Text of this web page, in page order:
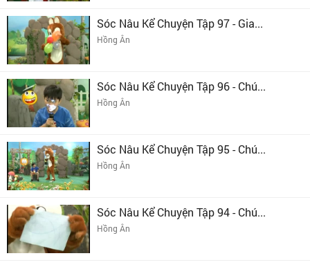
Sóc Nâu Kể Chuyện Tập 97 - Gia...
Hồng Ân
Sóc Nâu Kể Chuyện Tập 96 - Chú...
Hồng Ân
Sóc Nâu Kể Chuyện Tập 95 - Chú...
Hồng Ân
Sóc Nâu Kể Chuyện Tập 94 - Chú...
Hồng Ân